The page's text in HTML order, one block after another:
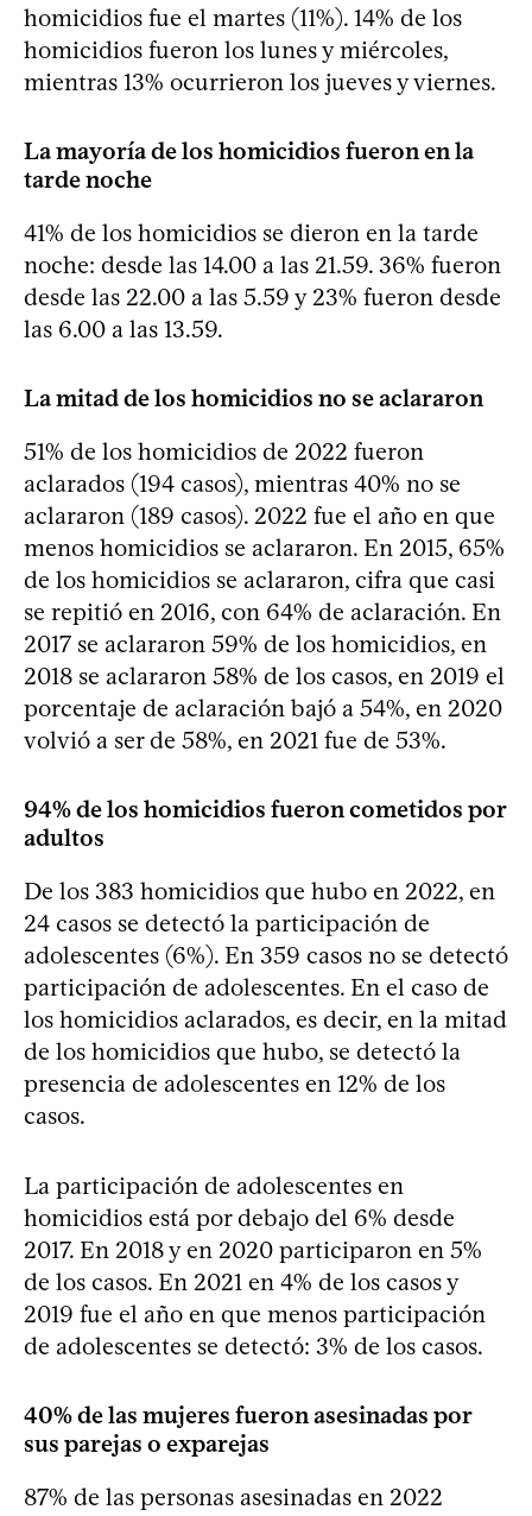
homicidios fue el martes (11%). 14% de los
homicidios fueron los lunes y miércoles,
mientras 13% ocurrieron los jueves y viernes.
La mayoría de los homicidios fueron en la
tarde noche
41% de los homicidios se dieron en la tarde
noche: desde las 14.00 a las 21.59. 36% fueron
desde las 22.00 a las 5.59 y 23% fueron desde
las 6.00 a las 13.59.
La mitad de los homicidios no se aclararon
51% de los homicidios de 2022 fueron
aclarados (194 casos), mientras 40% no se
aclararon (189 casos). 2022 fue el año en que
menos homicidios se aclararon. En 2015, 65%
de los homicidios se aclararon, cifra que casi
se repitió en 2016, con 64% de aclaración. En
2017 se aclararon 59% de los homicidios, en
2018 se aclararon 58% de los casos, en 2019 el
porcentaje de aclaración bajó a 54%, en 2020
volvió a ser de 58%, en 2021 fue de 53%.
94% de los homicidios fueron cometidos por
adultos
De los 383 homicidios que hubo en 2022, en
24 casos se detectó la participación de
adolescentes (6%). En 359 casos no se detectó
participación de adolescentes. En el caso de
los homicidios aclarados, es decir, en la mitad
de los homicidios que hubo, se detectó la
presencia de adolescentes en 12% de los
casos.
La participación de adolescentes en
homicidios está por debajo del 6% desde
2017. En 2018 y en 2020 participaron en 5%
de los casos. En 2021 en 4% de los casos y
2019 fue el año en que menos participación
de adolescentes se detectó: 3% de los casos.
40% de las mujeres fueron asesinadas por
sus parejas o exparejas
87% de las personas asesinadas en 2022